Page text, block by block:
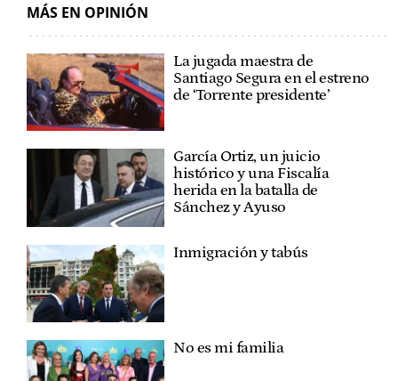
MÁS EN OPINIÓN
La jugada maestra de
Santiago Segura en el estreno
de ‘Torrente presidente’
García Ortiz, un juicio
histórico y una Fiscalía
herida en la batalla de
Sánchez y Ayuso
Inmigración y tabús
No es mi familia